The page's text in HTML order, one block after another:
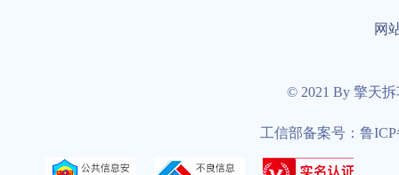
网
© 2021 By 擎天
工信部备案号：鲁